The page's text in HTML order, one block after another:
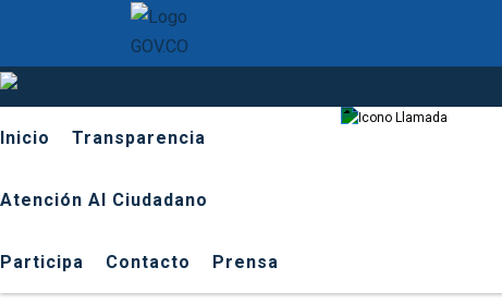
Inicio Transparencia
Atención Al Ciudadano
Participa Contacto Prensa